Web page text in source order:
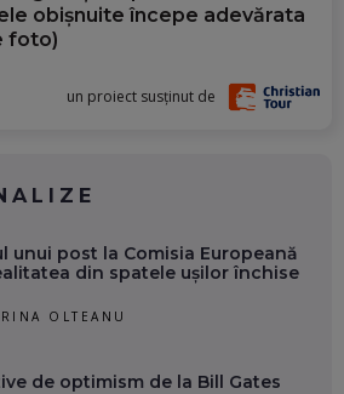
obișnuite începe adevărata
foto)
un proiect susținut de
unui post la Comisia Europeană
din spatele ușilor închise
OLTEANU
de optimism de la Bill Gates